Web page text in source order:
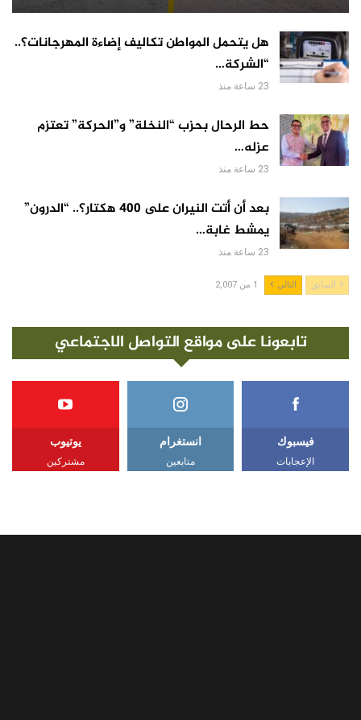
هل يتحمل المواطن تكاليف إضاءة المهرجانات؟..
“الشركة…
23 ساعة منذ
حط الرحال بحزب “النخلة” و”الحركة” تعتزم
عزله…
23 ساعة منذ
بعد أن أتت النيران على 400 هكتار؟.. “الدرون”
يمشط غابة…
23 ساعة منذ
السابق التالي 1 من 2,007
تابعونا على مواقع التواصل الاجتماعي
فيسبوك
الإعجابات
انستغرام
متابعين
يوتيوب
مشتركين